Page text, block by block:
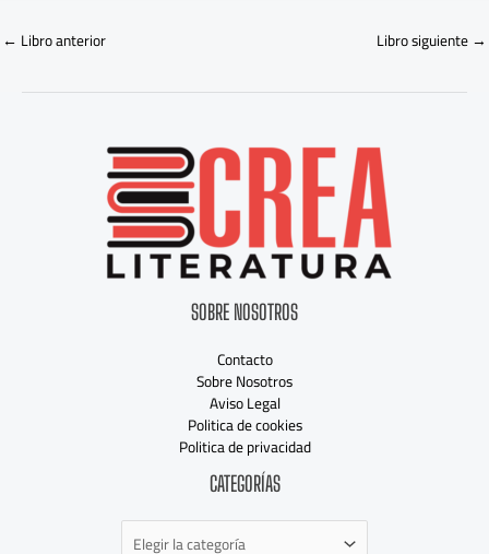
← Libro anterior Libro siguiente→
SOBRE NOSOTROS
Contacto
Sobre Nosotros
Aviso Legal
Politica de cookies
Politica de privacidad
CATEGORÍAS